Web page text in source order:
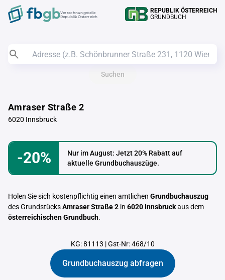
Verrechnungstelle
Republik Österreich
REPUBLIK ÖSTERREICH
GRUNDBUCH
Suchen
Amraser Straße 2
6020 Innsbruck
-20%
Nur im August: Jetzt 20% Rabatt auf
aktuelle Grundbuchauszüge.
Holen Sie sich kostenpflichtig einen amtlichen Grundbuchauszug
des GrundstücksAmraser Straße 2 in 6020 Innsbruckaus dem
österreichischen Grundbuch.
KG: 81113 |Gst-Nr: 468/10
Grundbuchauszug abfragen